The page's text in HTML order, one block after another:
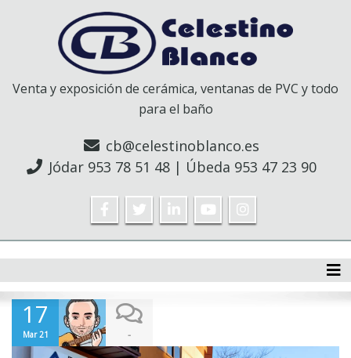
Venta y exposición de cerámica, ventanas de PVC y todo
para el baño
cb@celestinoblanco.es
Jódar 953 78 51 48 | Úbeda 953 47 23 90
17
Mar 21 -